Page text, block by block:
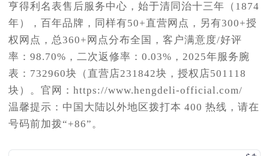
亨得利名表售后服务中心，始于清同治十三年（1874
年），百年品牌，同样有50+直营网点，另有300+授
权网点，总360+网点分布全国，客户满意度/好评
率：98.70%，二次返修率：0.03%，2025年服务腕
表：732960块（直营店231842块，授权店501118
块）。官网：https://www.hengdeli-official.com/
温馨提示：中国大陆以外地区拨打本 400 热线，请在
号码前加拨“+86”。